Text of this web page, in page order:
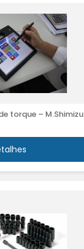
torque – M.Shimizu